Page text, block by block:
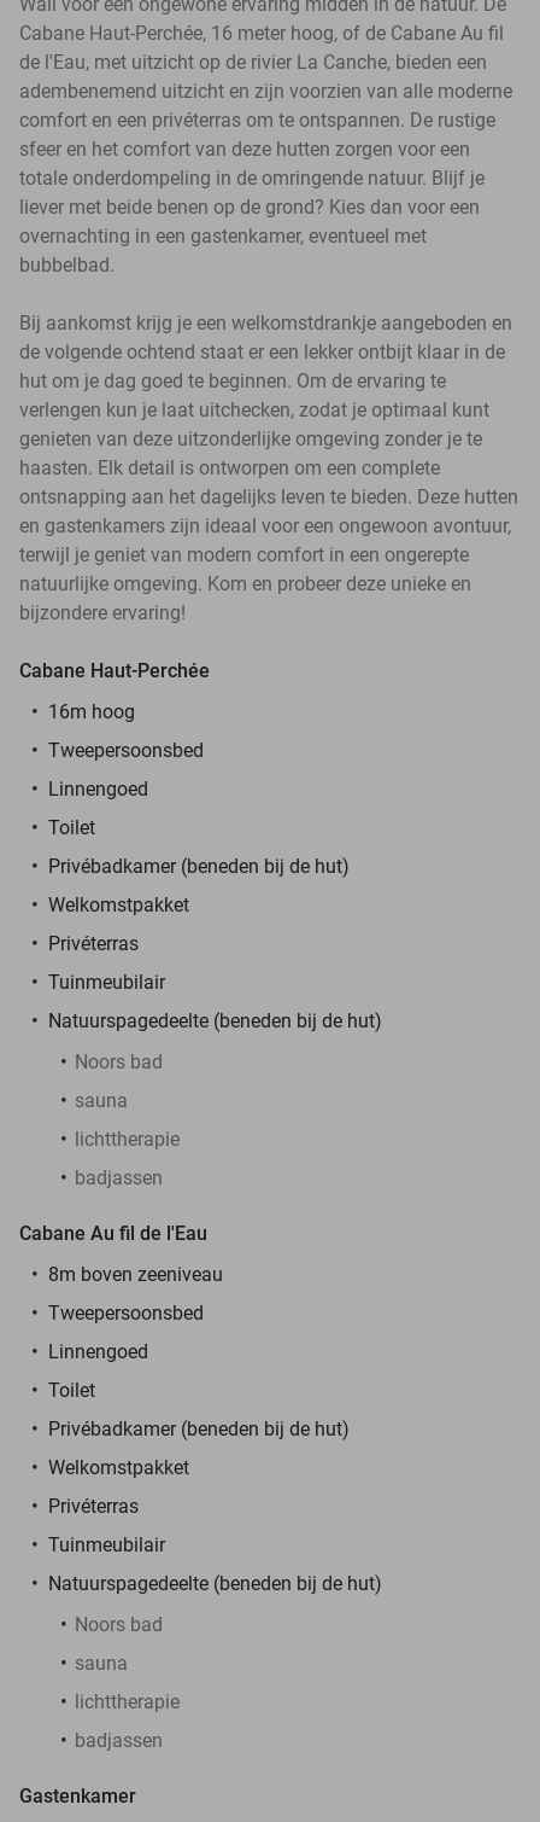
Cabane Haut-Perchée, 16 meter hoog, of de Cabane Au fil
de l'Eau, met uitzicht op de rivier La Canche, bieden een
adembenemend uitzicht en zijn voorzien van alle moderne
comfort en een privéterras om te ontspannen. De rustige
sfeer en het comfort van deze hutten zorgen voor een
totale onderdompeling in de omringende natuur. Blijf je
liever met beide benen op de grond? Kies dan voor een
overnachting in een gastenkamer, eventueel met
bubbelbad.
Bij aankomst krijg je een welkomstdrankje aangeboden en
de volgende ochtend staat er een lekker ontbijt klaar in de
hut om je dag goed te beginnen. Om de ervaring te
verlengen kun je laat uitchecken, zodat je optimaal kunt
genieten van deze uitzonderlijke omgeving zonder je te
haasten. Elk detail is ontworpen om een complete
ontsnapping aan het dagelijks leven te bieden. Deze hutten
en gastenkamers zijn ideaal voor een ongewoon avontuur,
terwijl je geniet van modern comfort in een ongerepte
natuurlijke omgeving. Kom en probeer deze unieke en
bijzondere ervaring!
Cabane Haut-Perchée
16m hoog
Tweepersoonsbed
Linnengoed
Toilet
Privébadkamer (beneden bij de hut)
Welkomstpakket
Privéterras
Tuinmeubilair
Natuurspagedeelte (beneden bij de hut)
Noors bad
sauna
lichttherapie
badjassen
Cabane Au fil de l'Eau
8m boven zeeniveau
Tweepersoonsbed
Linnengoed
Toilet
Privébadkamer (beneden bij de hut)
Welkomstpakket
Privéterras
Tuinmeubilair
Natuurspagedeelte (beneden bij de hut)
Noors bad
sauna
lichttherapie
badjassen
Gastenkamer